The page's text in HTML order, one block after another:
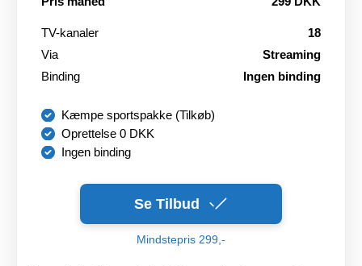
TV-kanaler
18
Via
Streaming
Binding
Ingen binding
Kæmpe sportspakke (Tilkøb)
Oprettelse 0 DKK
Ingen binding
Se Tilbud
Mindstepris 299,-